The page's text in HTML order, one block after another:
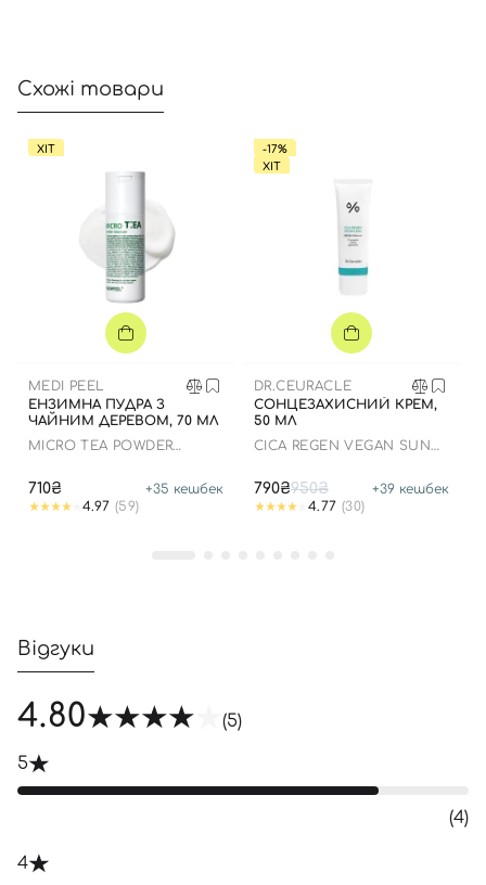
Схожі товари
ХІТ
MEDI PEEL
ЕНЗИМНА ПУДРА З
ЧАЙНИМ ДЕРЕВОМ, 70 МЛ
MICRO TEA POWDER
710₴ +35 кешбек
4.97 (59)
-17%
ХІТ
DR.CEURACLE
СОНЦЕЗАХИСНИЙ КРЕМ,
50 МЛ
СICA REGEN VEGAN SUN
790₴950₴ +39 кешбек
4.77 (30)
Відгуки
4.80 (5)
5
(4)
4
Вхід
Номер телефону
Відправляючи форму для авторизації/реєстрації ви
приймаєте умови
Увійти за допомогою e-mail